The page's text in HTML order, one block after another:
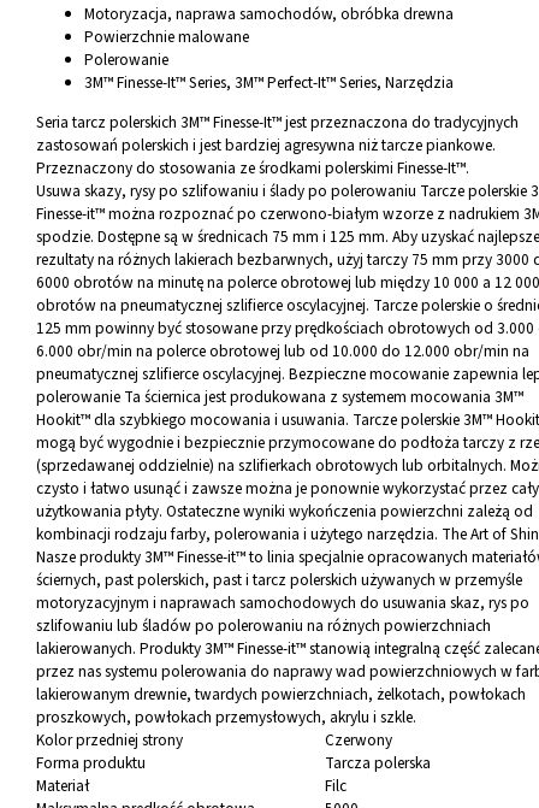
Motoryzacja, naprawa samochodów, obróbka drewna
Powierzchnie malowane
Polerowanie
3M™ Finesse-It™ Series, 3M™ Perfect-It™ Series, Narzędzia
Seria tarcz polerskich 3M™ Finesse-It™ jest przeznaczona do tradycyjnych
zastosowań polerskich i jest bardziej agresywna niż tarcze piankowe.
Przeznaczony do stosowania ze środkami polerskimi Finesse-It™.
Usuwa skazy, rysy po szlifowaniu i ślady po polerowaniu Tarcze polerskie
Finesse-it™ można rozpoznać po czerwono-białym wzorze z nadrukiem
spodzie. Dostępne są w średnicach 75 mm i 125 mm. Aby uzyskać najlepsze
rezultaty na różnych lakierach bezbarwnych, użyj tarczy 75 mm przy 3000
6000 obrotów na minutę na polerce obrotowej lub między 10 000 a 12 000
obrotów na pneumatycznej szlifierce oscylacyjnej. Tarcze polerskie o
125 mm powinny być stosowane przy prędkościach obrotowych od
6.000 obr/min na polerce obrotowej lub od 10.000 do 12.000 obr/min na
pneumatycznej szlifierce oscylacyjnej. Bezpieczne mocowanie zapewnia
polerowanie Ta ściernica jest produkowana z systemem mocowania 3M™
Hookit™ dla szybkiego mocowania i usuwania. Tarcze polerskie 3M™
mogą być wygodnie i bezpiecznie przymocowane do podłoża tarczy z
(sprzedawanej oddzielnie) na szlifierkach obrotowych lub orbitalnych.
czysto i łatwo usunąć i zawsze można je ponownie wykorzystać przez
użytkowania płyty. Ostateczne wyniki wykończenia powierzchni zależą od
kombinacji rodzaju farby, polerowania i użytego narzędzia. The Art of
Nasze produkty 3M™ Finesse-it™ to linia specjalnie opracowanych
ściernych, past polerskich, past i tarcz polerskich używanych w przemyśle
motoryzacyjnym i naprawach samochodowych do usuwania skaz, rys po
szlifowaniu lub śladów po polerowaniu na różnych powierzchniach
lakierowanych. Produkty 3M™ Finesse-it™ stanowią integralną część
przez nas systemu polerowania do naprawy wad powierzchniowych w
lakierowanym drewnie, twardych powierzchniach, żelkotach, powłokach
proszkowych, powłokach przemysłowych, akrylu i szkle.
Kolor przedniej strony
Czerwony
Forma produktu
Tarcza polerska
Materiał
Filc